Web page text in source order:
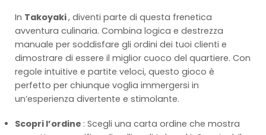
In Takoyaki, diventi parte di questa frenetica
avventura culinaria. Combina logica e destrezza
manuale per soddisfare gli ordini dei tuoi clienti e
dimostrare di essere il miglior cuoco del quartiere. Con
regole intuitive e partite veloci, questo gioco è
perfetto per chiunque voglia immergersi in
un’esperienza divertente e stimolante.
Scopri l’ordine : Scegli una carta ordine che mostra